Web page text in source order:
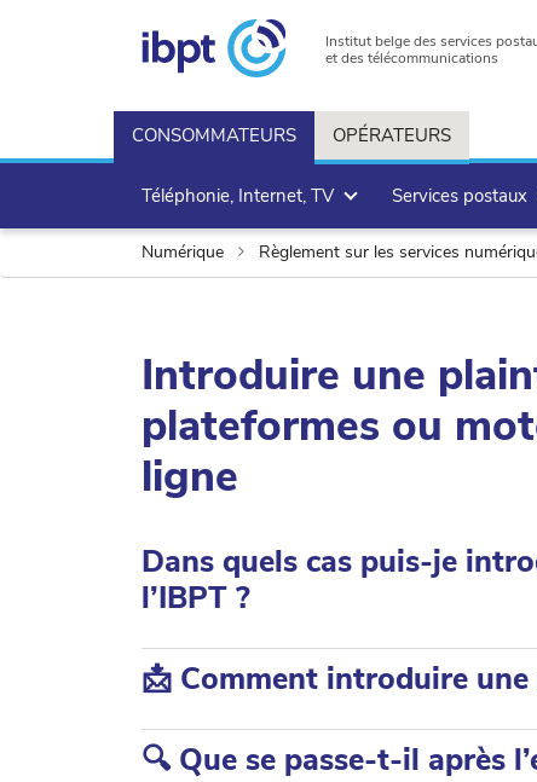
Institut belge des services
et des télécommunications
CONSOMMATEURS OPÉRATEURS
Téléphonie, Internet, TV Services postaux
Numérique Règlement sur les services
Introduire une
plateformes ou
ligne
Dans quels cas puis-je
l’IBPT ?
📩 Comment introduire une
🔍 Que se passe-t-il après